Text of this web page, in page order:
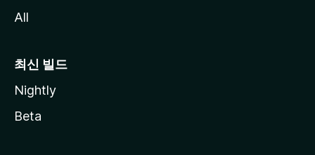
All
최신 빌드
Nightly
Beta